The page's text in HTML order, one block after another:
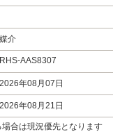
媒介
RHS-AAS8307
2026年08月07日
2026年08月21日
合は現況優先となります